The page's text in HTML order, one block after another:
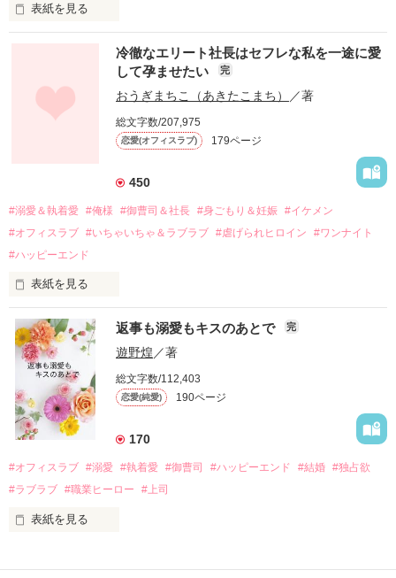
表紙を見る
幼なじみの哲平に淡い恋心を抱いていた美桜。
しかし、ある出来事をきっかけに二人の関係は壊れてしまう。
関係修復もできないまま、美桜は両親の離婚によって
引っ越すことになり、哲平とも離れ離れになった。
それから約十二年後。
過去の傷から、二度と会いたくないと思っていた哲平に
運命のような再会を果たす。
酔った勢いで一夜を共にしてしまった。
さらに、美桜が初めてだと知った哲平は
『責任をとる、結婚しよう』と真っ直ぐに告げてきた。
戸惑う美桜とは裏腹に、好きという気持ちを隠すことなく
甘やかしてくる。
そんなある日、哲平は美桜がストーカー被害に
遭っていることを知る。
美桜を守るため、哲平は同居を提案してきて――。
夏木美桜(なつきみお)
鳴海哲平 (なるみてっぺい)
冷徹なエリート社長はセフレな私を一途に愛
して孕ませたい
完
おうぎまちこ（あきたこまち） ／著
総文字数/207,975
恋愛(オフィスラブ) 179ページ
450
#溺愛＆執着愛 #俺様 #御曹司＆社長 #身ごもり＆妊娠 #イケメン
#オフィスラブ #いちゃいちゃ＆ラブラブ #虐げられヒロイン
#ワンナイト
#ハッピーエンド
表紙を見る
おかしな噂を流されて前の職場でうまくいかなかった梅田美
桜は、海外で傷心旅行をしていたところ、日本人美青年と出会
い、酒の勢いもあり一夜限りの関係となる。
帰国後、美桜は新しい職場でワンナイトした美青年と再会。
なんと彼の正体は、とある財閥御曹司にも関わらず、一族を離
れて起業した新進気鋭の実業家、社内でも冷徹だと評判な社長
――御影恭司その人だったのだ――！
なぜか恭司から飼い猫の世話係を命じられた美桜は、猫の世
の関係となってしまい――？
返事も溺愛もキスのあとで 完
遊野煌／著
総文字数/112,403
恋愛(純愛) 190ページ
170
#オフィスラブ #溺愛 #執着愛 #御曹司 #ハッピーエンド #結婚 #独占欲
#ラブラブ #職業ヒーロー #上司
表紙を見る
ションの企画戦略室で働いている。